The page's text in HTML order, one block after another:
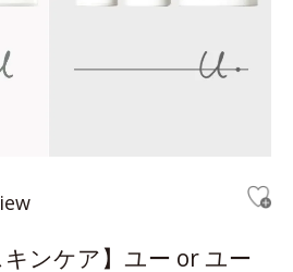
キンケア】ユー or ユー